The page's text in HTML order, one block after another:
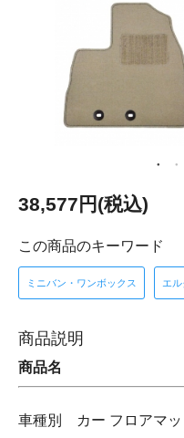
38,577円(税込)
この商品のキーワード
ミニバン・ワンボックス エ
商品説明
商品名
車種別 カー フロアマッ